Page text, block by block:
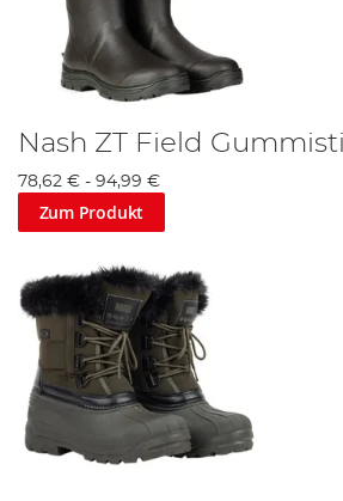
Nash ZT Field
78,62 € - 94,99 €
Zum Produkt